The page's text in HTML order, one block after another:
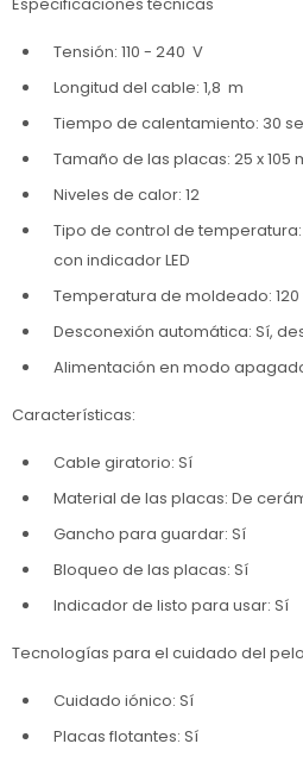
Tensión: 110 - 240 V
Longitud del cable: 1,8 m
Tiempo de calentamiento: 30
Tamaño de las placas: 25 x 105
Niveles de calor: 12
Tipo de control de
con indicador LED
Temperatura de moldeado: 120
Desconexión automática: Sí,
Alimentación en modo
Características:
Cable giratorio: Sí
Material de las placas: De
Gancho para guardar: Sí
Bloqueo de las placas: Sí
Indicador de listo para usar: Sí
Tecnologías para el cuidado del pelo
Cuidado iónico: Sí
Placas flotantes: Sí